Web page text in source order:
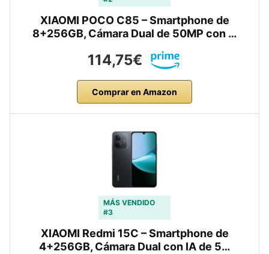
XIAOMI POCO C85 – Smartphone de
8+256GB, Cámara Dual de 50MP con …
114,75€
Comprar en Amazon
MÁS VENDIDO
#3
XIAOMI Redmi 15C – Smartphone de
4+256GB, Cámara Dual con IA de 5…